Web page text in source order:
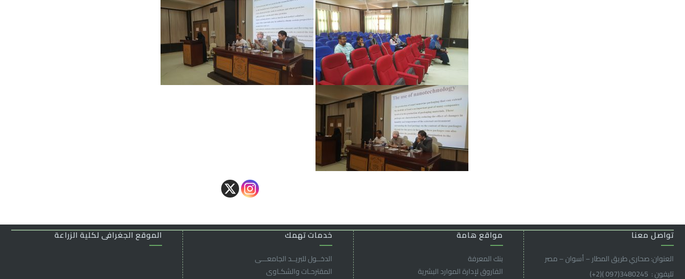
الموقع الجغرافى لكلية الزراعة تواصل معنا
العنوان: صحاري طريق المطار – أسوان – مصر
تليفون : 3480245(097 )(2
+
)
خدمات تهمك
الدخــول للبريــد الجامعـــى
المقترحـات والشكـاوى
مواقع هامة
بنك المعرفة
الفاروق ﻹدارة الموارد البشرية